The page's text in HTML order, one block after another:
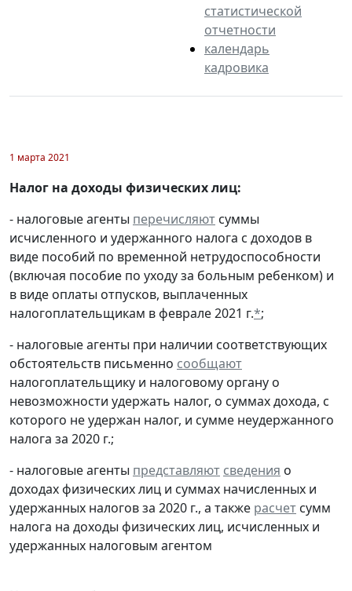
статистической
отчетности
календарь
кадровика
1 марта 2021
Налог на доходы физических лиц:
- налоговые агенты перечисляют суммы
исчисленного и удержанного налога с доходов в
виде пособий по временной нетрудоспособности
(включая пособие по уходу за больным ребенком) и
в виде оплаты отпусков, выплаченных
налогоплательщикам в феврале 2021 г.*;
- налоговые агенты при наличии соответствующих
обстоятельств письменно сообщают
налогоплательщику и налоговому органу о
невозможности удержать налог, о суммах дохода, с
которого не удержан налог, и сумме неудержанного
налога за 2020 г.;
- налоговые агенты представляют сведения о
доходах физических лиц и суммах начисленных и
удержанных налогов за 2020 г., а также расчет сумм
налога на доходы физических лиц, исчисленных и
удержанных налоговым агентом